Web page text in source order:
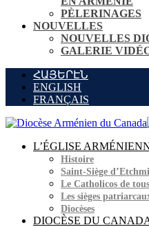
PÈLERINAGES
NOUVELLES
NOUVELLES
GALERIE
ՀԱՅԵՐԷՆ
ENGLISH
FRANÇAIS
L’ÉGLISE
Histoire
Saint-Siège
Le Catholicos de
Les sièges
Diocèses
DIOCÈSE DU